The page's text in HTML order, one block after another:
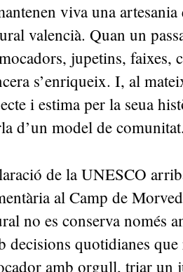
viva una
valencià. Quan un
jupetins, faixes,
s’enriqueix. I, al
i estima per la seua
d’un model de comunitat.
de la UNESCO
al Camp de
no es conserva només
decisions quotidianes
amb orgull, triar un